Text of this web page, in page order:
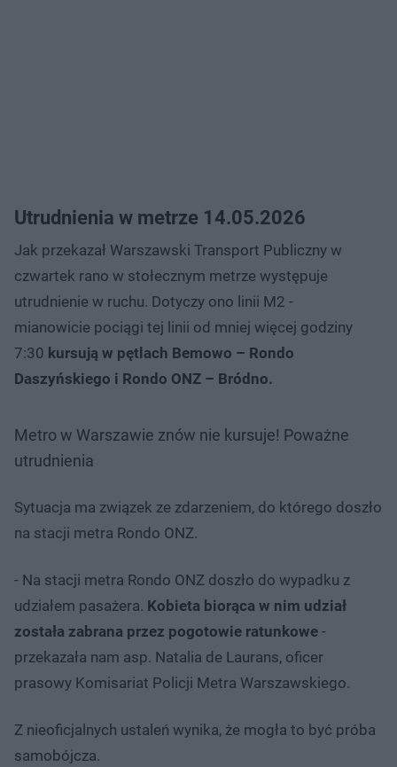
Utrudnienia w metrze 14.05.2026
Jak przekazał Warszawski Transport Publiczny w
czwartek rano w stołecznym metrze występuje
utrudnienie w ruchu. Dotyczy ono linii M2 -
mianowicie pociągi tej linii od mniej więcej godziny
7:30 kursują w pętlach Bemowo – Rondo
Daszyńskiego i Rondo ONZ – Bródno.
Metro w Warszawie znów nie kursuje! Poważne
utrudnienia
Sytuacja ma związek ze zdarzeniem, do którego doszło
na stacji metra Rondo ONZ.
- Na stacji metra Rondo ONZ doszło do wypadku z
udziałem pasażera. Kobieta biorąca w nim udział
została zabrana przez pogotowie ratunkowe -
przekazała nam asp. Natalia de Laurans, oficer
prasowy Komisariat Policji Metra Warszawskiego.
Z nieoficjalnych ustaleń wynika, że mogła to być próba
samobójcza.